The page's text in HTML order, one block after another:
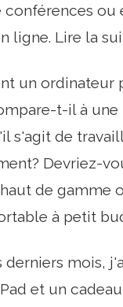
conférences ou
ligne. Lire la
un ordinateur
t-il à
s'agit de
Devriez-
de gamme
à petit
derniers mois,
et un